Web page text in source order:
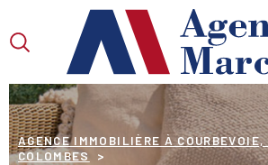
recherche
au
principal
au
AGENCE IMMOBILIÈRE À
COLOMBES
VOTRE